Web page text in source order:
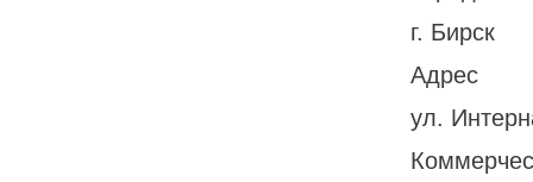
г. Бирск
Адрес
ул.